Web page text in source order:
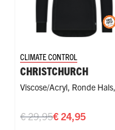
CLIMATE CONTROL
CHRISTCHURCH
Viscose/Acryl, Ronde Hals,
€ 24,95
€ 29,95